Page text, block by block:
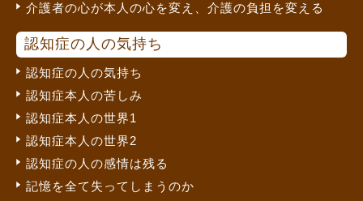
介護者の心が本人の心を変え、介護の負担を変える
認知症の人の気持ち
認知症の人の気持ち
認知症本人の苦しみ
認知症本人の世界1
認知症本人の世界2
認知症の人の感情は残る
記憶を全て失ってしまうのか